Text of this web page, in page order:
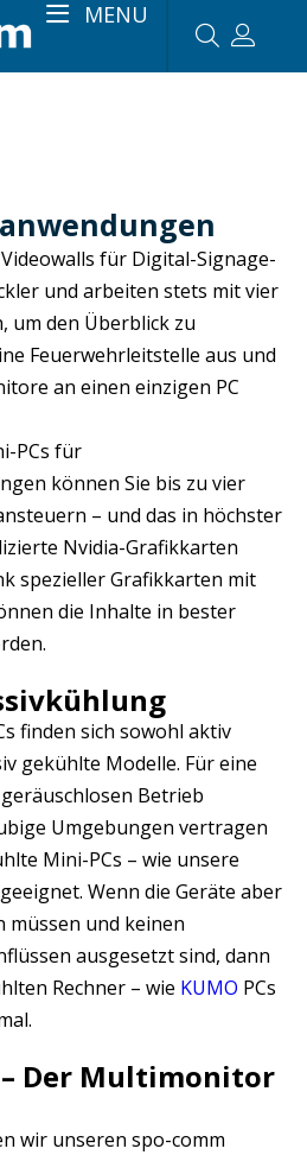
MENU
für Digital-Signage-
und arbeiten stets mit vier
um den Überblick zu
Feuerwehrleitstelle aus und
an einen einzigen PC
PCs für
können Sie bis zu vier
– und das in höchster
Nvidia-Grafikkarten
spezieller Grafikkarten mit
die Inhalte in bester
finden sich sowohl aktiv
gekühlte Modelle. Für eine
Betrieb
Umgebungen vertragen
Mini-PCs – wie unsere
Wenn die Geräte aber
und keinen
ausgesetzt sind, dann
Rechner – wie KUMO PCs
– Der Multimonitor
wir unseren spo-comm